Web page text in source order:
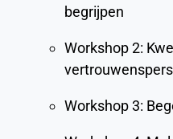
begrijpen
Workshop 2:
Workshop 3: